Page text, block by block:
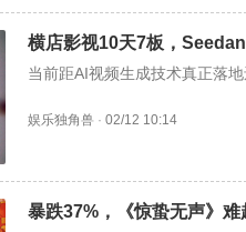
横店影视10天7板，
当前距AI视频生成技术真正落
娱乐独角兽 · 02/12 10:14
暴跌37%，《惊蛰无声》